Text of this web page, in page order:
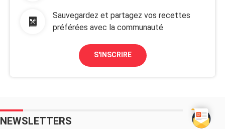
Sauvegardez et partagez vos recettes
préférées avec la communauté
S'INSCRIRE
NEWSLETTERS